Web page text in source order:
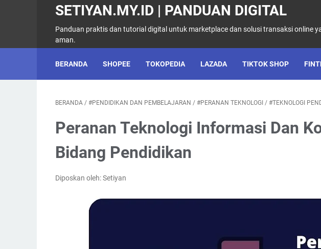
SETIYAN.MY.ID | PANDUAN DIGITAL
Panduan praktis dan tutorial digital untuk marketplace dan solusi transaksi online
aman.
BERANDA SHOPEE TOKOPEDIA LAZADA TIKTOK SHOP
BERANDA / #PENDIDIKAN DAN PEMBELAJARAN / #PERANAN TEKNOLOGI / #TEKNOLOGI
Peranan Teknologi Informasi Dan
Bidang Pendidikan
Diposkan oleh: Setiyan